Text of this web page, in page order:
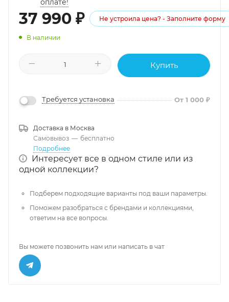
оплате!
37 990 ₽ Не устроила цена? - Заполните форму
В наличии
Купить
Требуется установка От 1 000 ₽
Доставка в Москва
Самовывоз — бесплатно
Подробнее
Интересует все в одном стиле или из
одной коллекции?
Подберем подходящие варианты под ваши параметры.
Поможем разобраться с брендами и коллекциями,
ответим на все вопросы.
Вы можете позвонить нам или написать в чат